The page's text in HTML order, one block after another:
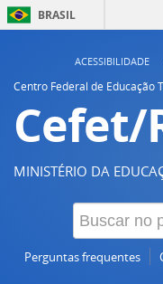
BRASIL
ACESSIBILIDADE
Centro Federal de Educação
Cefet/
MINISTÉRIO DA
Perguntas frequentes